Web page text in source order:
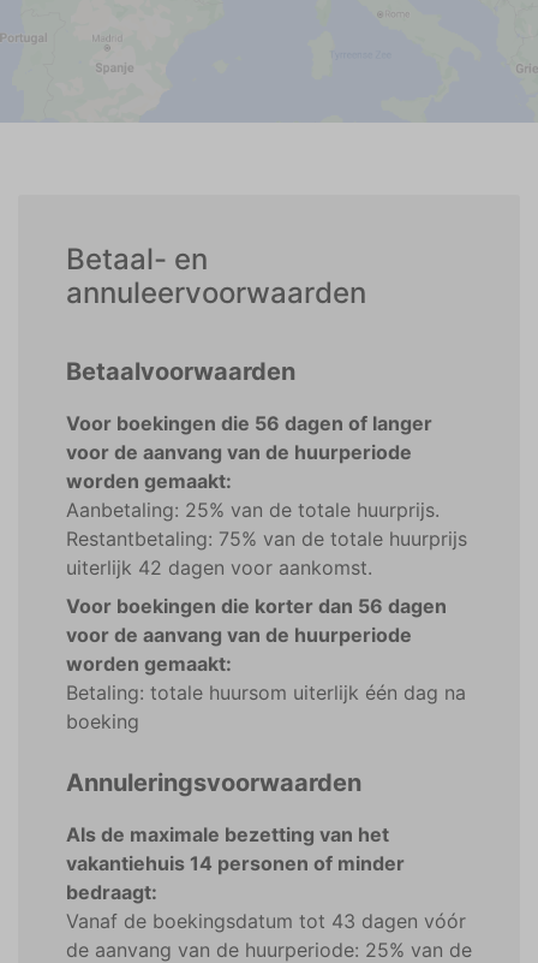
Betaal- en
annuleervoorwaarden
Betaalvoorwaarden
Voor boekingen die 56 dagen of langer
voor de aanvang van de huurperiode
worden gemaakt:
Aanbetaling: 25% van de totale huurprijs.
Restantbetaling: 75% van de totale huurprijs
uiterlijk 42 dagen voor aankomst.
Voor boekingen die korter dan 56 dagen
voor de aanvang van de huurperiode
worden gemaakt:
Betaling: totale huursom uiterlijk één dag na
boeking
Annuleringsvoorwaarden
Als de maximale bezetting van het
vakantiehuis 14 personen of minder
bedraagt:
Vanaf de boekingsdatum tot 43 dagen vóór
de aanvang van de huurperiode: 25% van de